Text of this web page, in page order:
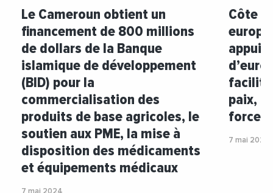
Le Cameroun obtient un
financement de 800 millions
de dollars de la Banque
islamique de développement
(BID) pour la
commercialisation des
produits de base agricoles, le
soutien aux PME, la mise à
disposition des médicaments
et équipements médicaux
Côte
appui
facilité
paix,
forces
7 mai 2024